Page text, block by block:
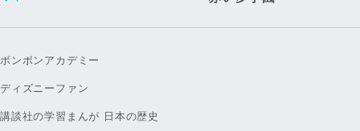
ボンボンアカデミー
ディズニーファン
講談社の学習まんが 日本の歴史